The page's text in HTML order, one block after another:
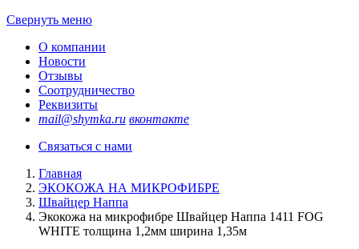
Свернуть меню
О компании
Новости
Отзывы
Соотрудничество
Реквизиты
mail@shymka.ru вконтакте
Связаться с нами
Главная
ЭКОКОЖА НА МИКРОФИБРЕ
Швайцер Наппа
Экокожа на микрофибре Швайцер Наппа 1411 FOG
WHITE толщина 1,2мм ширина 1,35м